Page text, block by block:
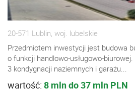
20-571 Lublin, woj. lubelskie
Przedmiotem inwestycji jest budowa
o funkcji handlowo-usługowo-
3 kondygnacji naziemnych i garażu...
wartość: 8 mln do 37 mln PLN